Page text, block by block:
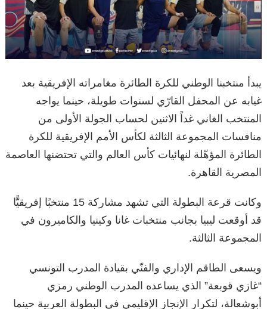
يبدأ منتخبنا الوطني للكرة الطائرة مغامراته الإفريقية بعد
غيابه عن المحفل القارّي لسنوات طويلة، حينما يواجه
المنتخب الغاني غداً الاثنين لحساب الجولة الأولى من
منافسات المجموعة الثالثة لكأس الأمم الإفريقية للكرة
الطائرة المؤهّلة لنهائيات كأس العالم والتي تحتضنها العاصمة
المصرية القاهرة.
وكانت قرعة البطولة التي تشهد مشاركة 15 منتخبًا إفريقيًّا
قد أوقعت ليبيا بجانب منتخبات غانا وكينيا والكاميرون في
المجموعة الثالثة.
ويسعى الطاقم الإداري والفنّي بقيادة المدرب التونسي
“غازي قوبعة” الذي يساعده المدرب الوطني رمزي
أبوشعالة، لتكرار الإنجاز الإقليمي في البطولة العربية حينما